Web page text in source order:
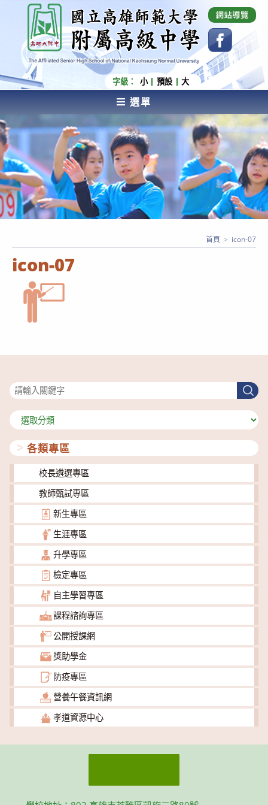
內
容
國立高雄師範大學附屬高級中學 Affiliated Senior
High School of National Kaohsiung Normal
University
字級： 小 預設 大
選單
AFFILIATED SENIOR HIGH SCHOOL OF NATIONAL
KAOHSIUNG NORMAL UNIVERSITY
icon-07
首頁 > icon-07
搜
尋
分
類
各類專區
校長遴選專區
教師甄試專區
新生專區
生涯專區
升學專區
檢定專區
自主學習專區
課程諮詢專區
公開授課網
獎助學金
防疫專區
營養午餐資訊網
孝道資源中心